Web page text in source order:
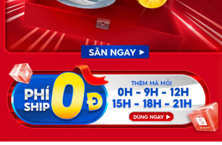
Giấy phép hoạt động dịch vụ
việc làm số 54/2019/SLĐTBXH-
GP do Sở lao động thương
binh và xã hội cấp ngày 30
tháng 12 năm 2019.